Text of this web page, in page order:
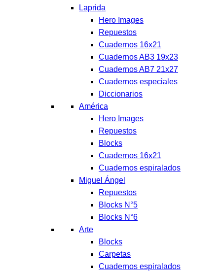
Laprida
Hero Images
Repuestos
Cuadernos 16x21
Cuadernos AB3 19x23
Cuadernos AB7 21x27
Cuadernos especiales
Diccionarios
América
Hero Images
Repuestos
Blocks
Cuadernos 16x21
Cuadernos espiralados
Miguel Ángel
Repuestos
Blocks N°5
Blocks N°6
Arte
Blocks
Carpetas
Cuadernos espiralados